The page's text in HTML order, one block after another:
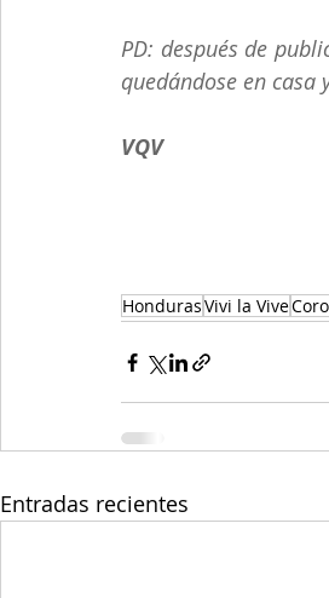
PD: después de
quedándose en
VQV
HondurasVivi la Vive
Entradas recientes